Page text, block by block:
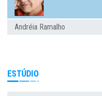
Andréia Ramalho
ESTÚDIO